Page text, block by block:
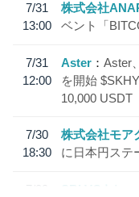
7/31
13:00
株式会社
ベント「
7/31
12:00
Aster
Aster
を開始
10,000 USDT
7/30
18:30
株式会社モア
に日本円ステ
7/29
SBI VCトレ